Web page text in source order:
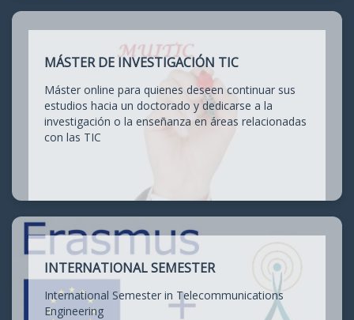
MÁSTER DE INVESTIGACIÓN TIC
Máster online para quienes deseen continuar sus
estudios hacia un doctorado y dedicarse a la
investigación o la enseñanza en áreas relacionadas
con las TIC
INTERNATIONAL SEMESTER
International Semester in Telecommunications
Engineering